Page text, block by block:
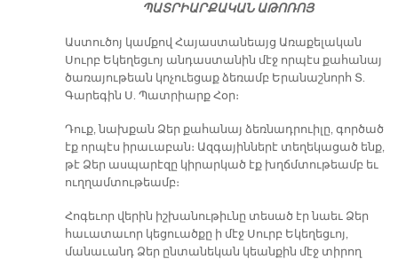
ՊԱՏՐԻԱՐՔԱԿԱՆ ԱԹՈՌՈՅ
Աստուծոյ կամքով Հայաստանեայց Առաքելական
Սուրբ Եկեղեցւոյ անդաստանին մէջ որպէս քահանայ
ծառայութեան կոչուեցաք ձեռամբ Երանաշնորհ Տ.
Գարեգին Ս. Պատրիարք Հօր։
Դուք, նախքան Ձեր քահանայ ձեռնադրուիլը, գործած
էք որպէս իրաւաբան։ Ազգայիններէ տեղեկացած ենք,
թէ Ձեր ասպարէզը կիրարկած էք խղճմտութեամբ եւ
ուղղամտութեամբ։
Հոգեւոր վերին իշխանութիւնը տեսած էր նաեւ Ձեր
հաւատաւոր կեցուածքը ի մէջ Սուրբ Եկեղեցւոյ,
մանաւանդ Ձեր ընտանեկան կեանքին մէջ տիրող